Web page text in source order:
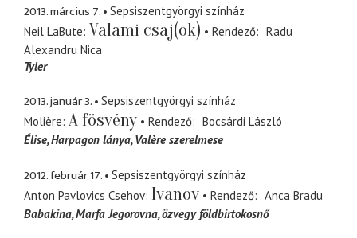
2013. március 7.
Sepsiszentgyörgyi színház
Neil LaBute Valami csaj(ok) Rendező
Radu
Alexandru Nica
Tyler
2013. január 3.
Sepsiszentgyörgyi színház
Molière A fösvény Rendező
Bocsárdi László
Élise Harpagon lánya, Valère szerelmese
2012. február 17.
Sepsiszentgyörgyi színház
Anton Pavlovics Csehov Ivanov Rendező
Anca Bradu
Babakina Marfa Jegorovna, özvegy földbirtokosnő